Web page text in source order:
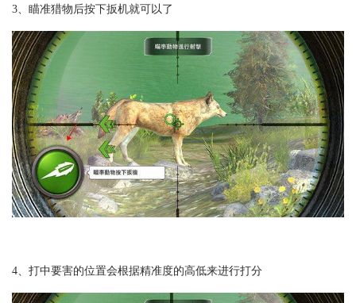
3、瞄准猎物后按下扳机就可以了
4、打中要害的位置会根据精准度的高低来进行打分